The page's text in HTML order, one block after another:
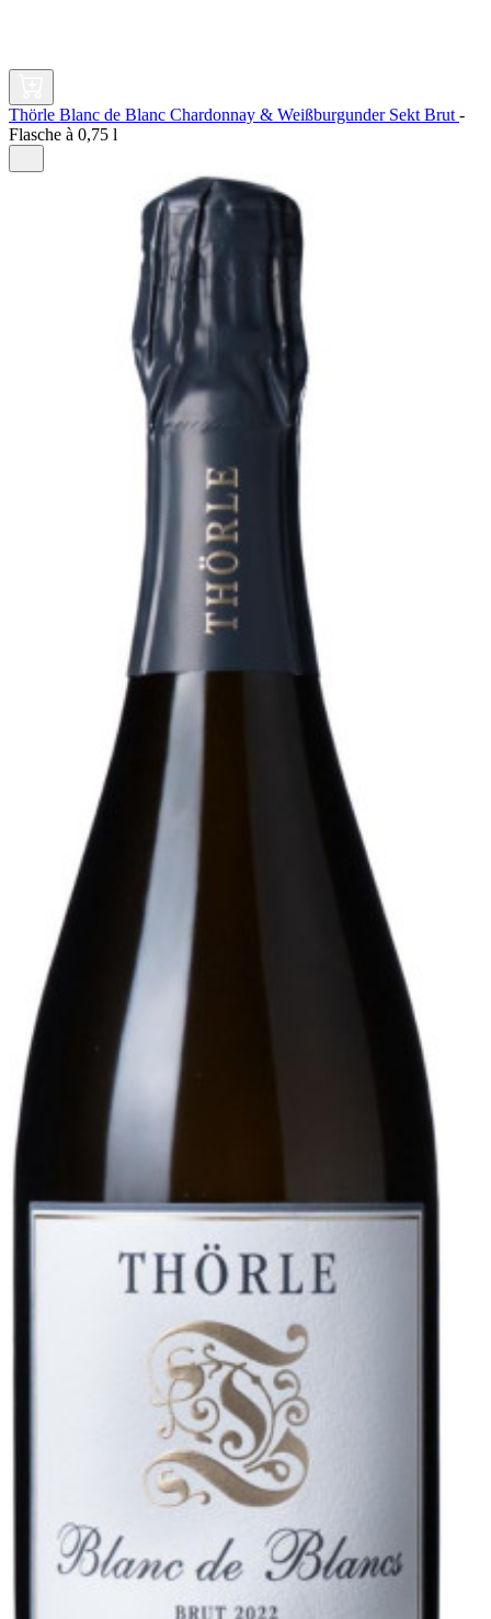
Thörle Blanc de Blanc Chardonnay & Weißburgunder Sekt Brut -
Flasche à 0,75 l